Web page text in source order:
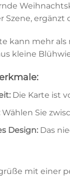
Szene, ergänzt
kann mehr
kleine
Die Karte ist
Wählen Sie
Design:Das
mit einer